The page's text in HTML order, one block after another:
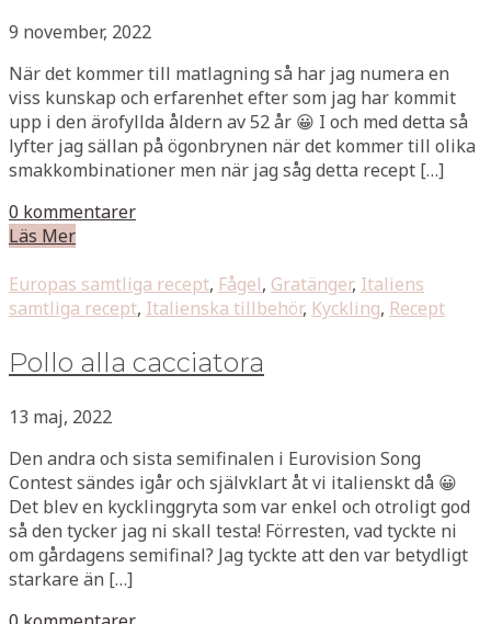
9 november, 2022
När det kommer till matlagning så har jag numera en
viss kunskap och erfarenhet efter som jag har kommit
upp i den ärofyllda åldern av 52 år 😀 I och med detta så
lyfter jag sällan på ögonbrynen när det kommer till olika
smakkombinationer men när jag såg detta recept […]
0 kommentarer
Läs Mer
Europas samtliga recept, Fågel, Gratänger, Italiens
samtliga recept, Italienska tillbehör, Kyckling, Recept
Pollo alla cacciatora
13 maj, 2022
Den andra och sista semifinalen i Eurovision Song
Contest sändes igår och självklart åt vi italienskt då 😀
Det blev en kycklinggryta som var enkel och otroligt god
så den tycker jag ni skall testa! Förresten, vad tyckte ni
om gårdagens semifinal? Jag tyckte att den var betydligt
starkare än […]